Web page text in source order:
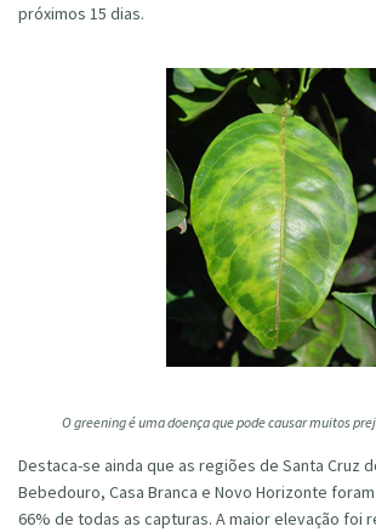
próximos 15 dias.
O greening é uma doença que pode causar muitos
Destaca-se ainda que as regiões de Santa Cruz
Bebedouro, Casa Branca e Novo Horizonte
66% de todas as capturas. A maior elevação foi